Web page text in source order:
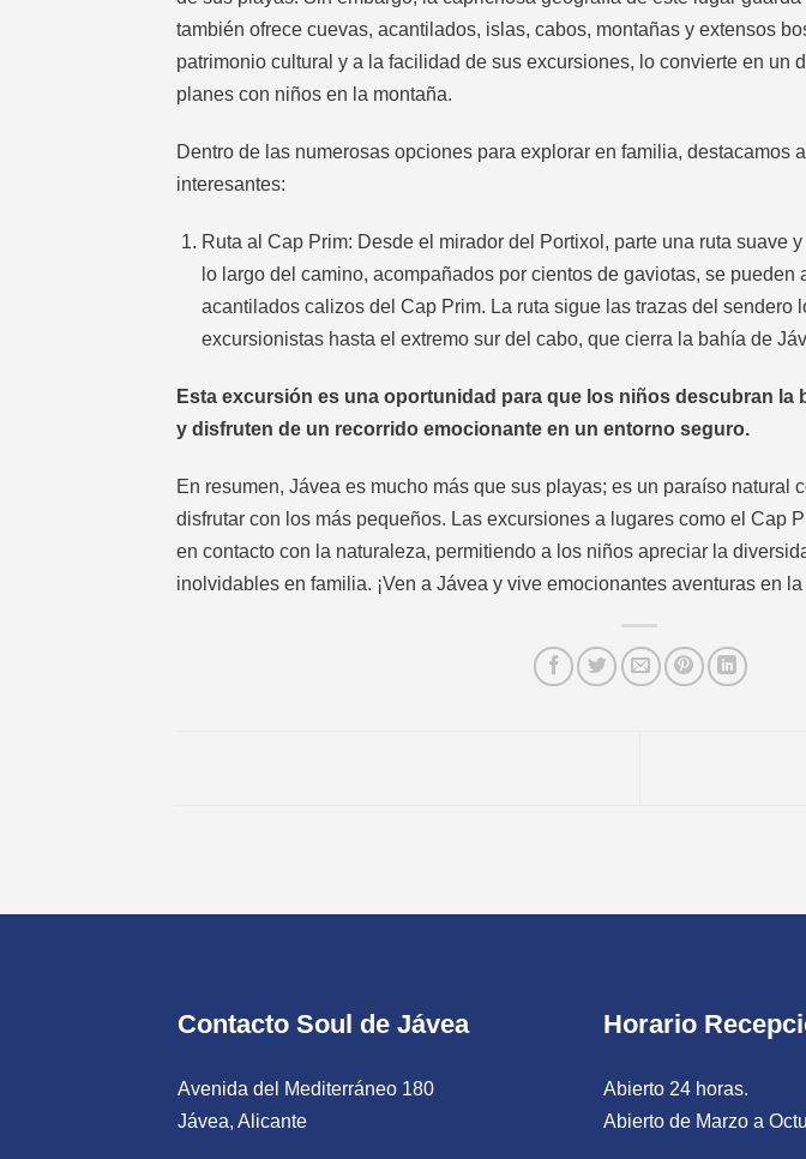
también ofrece cuevas, acantilados, islas, cabos, montañas y extensos
patrimonio cultural y a la facilidad de sus excursiones, lo convierte en un
planes con niños en la montaña.
Dentro de las numerosas opciones para explorar en familia, destacamos
interesantes:
Ruta al Cap Prim: Desde el mirador del Portixol, parte una ruta suave
lo largo del camino, acompañados por cientos de gaviotas, se pueden
acantilados calizos del Cap Prim. La ruta sigue las trazas del sendero
excursionistas hasta el extremo sur del cabo, que cierra la bahía de
Esta excursión es una oportunidad para que los niños descubran la
y disfruten de un recorrido emocionante en un entorno seguro.
En resumen, Jávea es mucho más que sus playas; es un paraíso natural
disfrutar con los más pequeños. Las excursiones a lugares como el Cap
en contacto con la naturaleza, permitiendo a los niños apreciar la
inolvidables en familia. ¡Ven a Jávea y vive emocionantes aventuras en
Contacto Soul de Jávea
Avenida del Mediterráneo 180
Jávea, Alicante
Horario
Abierto 24 horas.
Abierto de Marzo a